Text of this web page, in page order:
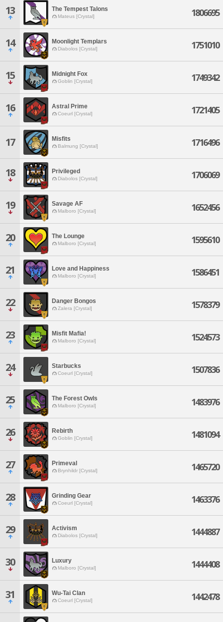
13 The Tempest Talons
Mateus [Crystal] 1806695
14 Moonlight Templars
Diabolos [Crystal] 1751010
15 Midnight Fox
Goblin [Crystal] 1749342
16 Astral Prime
Coeurl [Crystal] 1721405
17 Misfits
Balmung [Crystal] 1716496
18 Privileged
Diabolos [Crystal] 1706069
19 Savage AF
Malboro [Crystal] 1652456
20 The Lounge
Malboro [Crystal] 1595610
21 Love and Happiness
Malboro [Crystal] 1586451
22 Danger Bongos
Zalera [Crystal] 1578379
23 Misfit Mafia!
Malboro [Crystal] 1524573
24 Starbucks
Coeurl [Crystal] 1507836
25 The Forest Owls
Malboro [Crystal] 1483976
26 Rebirth
Goblin [Crystal] 1481094
27 Primeval
Brynhildr [Crystal] 1465720
28 Grinding Gear
Coeurl [Crystal] 1463376
29 Activism
Diabolos [Crystal] 1444887
30 Luxury
Malboro [Crystal] 1444408
31 Wu-Tai Clan
Coeurl [Crystal] 1442478